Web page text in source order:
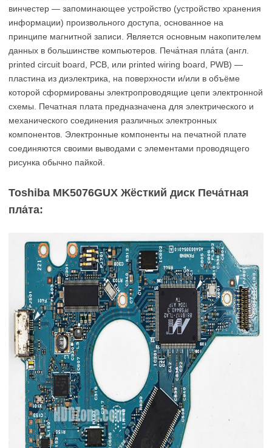
винчестер — запоминающее устройство (устройство хранения
информации) произвольного доступа, основанное на
принципе магнитной записи. Является основным накопителем
данных в большинстве компьютеров. Печа́тная пла́та (англ.
printed circuit board, PCB, или printed wiring board, PWB) —
пластина из диэлектрика, на поверхности и/или в объёме
которой сформированы электропроводящие цепи электронной
схемы. Печатная плата предназначена для электрического и
механического соединения различных электронных
компонентов. Электронные компоненты на печатной плате
соединяются своими выводами с элементами проводящего
рисунка обычно пайкой.
Toshiba MK5076GUX Жёсткий диск Печа́тная
пла́та: